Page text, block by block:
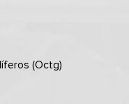
(octg)